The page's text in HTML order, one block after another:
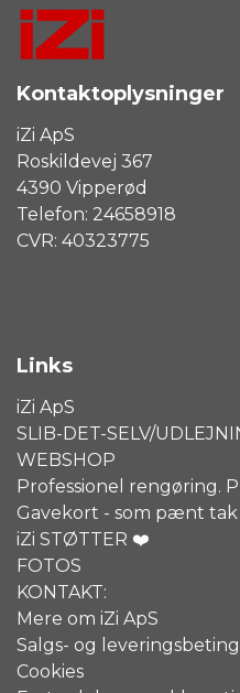
Kontaktoplysninger
iZi ApS
Roskildevej 367
4390 Vipperød
Telefon: 24658918
CVR: 40323775
Links
iZi ApS
SLIB-DET-SELV/
WEBSHOP
Professionel rengøring.
Gavekort - som pænt
iZi STØTTER ❤️
FOTOS
KONTAKT:
Mere om iZi ApS
Salgs- og
Cookies